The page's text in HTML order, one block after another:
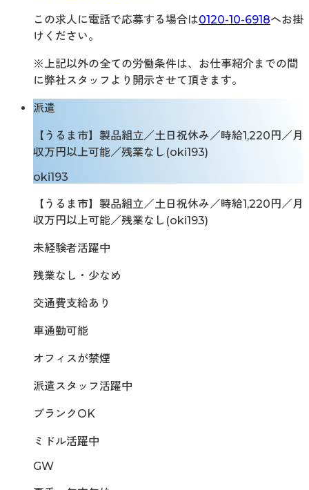
この求人に電話で応募する場合は0120-10-6918へお掛
けください。
※上記以外の全ての労働条件は、お仕事紹介までの間
に弊社スタッフより開示させて頂きます。
派遣
【うるま市】製品組立／土日祝休み／時給1,220円／月
収万円以上可能／残業なし(oki193)
oki193
【うるま市】製品組立／土日祝休み／時給1,220円／月
収万円以上可能／残業なし(oki193)
未経験者活躍中
残業なし・少なめ
交通費支給あり
車通勤可能
オフィスが禁煙
派遣スタッフ活躍中
ブランクOK
ミドル活躍中
GW